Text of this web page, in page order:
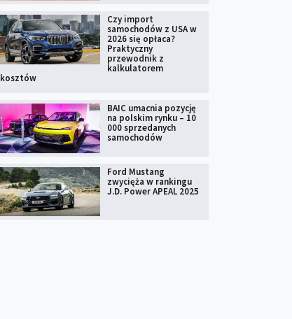
Czy import
samochodów z USA w
2026 się opłaca?
Praktyczny
przewodnik z
kalkulatorem
kosztów
BAIC umacnia pozycję
na polskim rynku – 10
000 sprzedanych
samochodów
Ford Mustang
zwycięża w rankingu
J.D. Power APEAL 2025